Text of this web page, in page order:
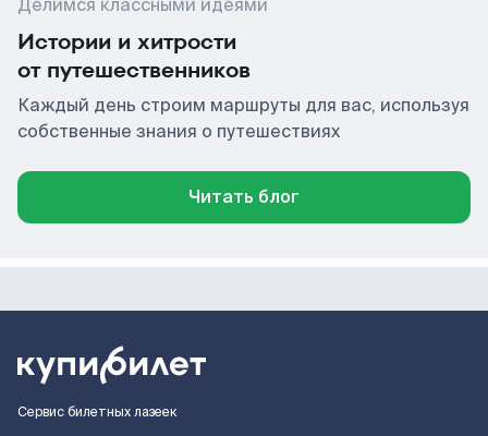
Делимся классными идеями
Истории и хитрости
от путешественников
Каждый день строим маршруты для вас, используя
собственные знания о путешествиях
Читать блог
Сервис билетных лазеек